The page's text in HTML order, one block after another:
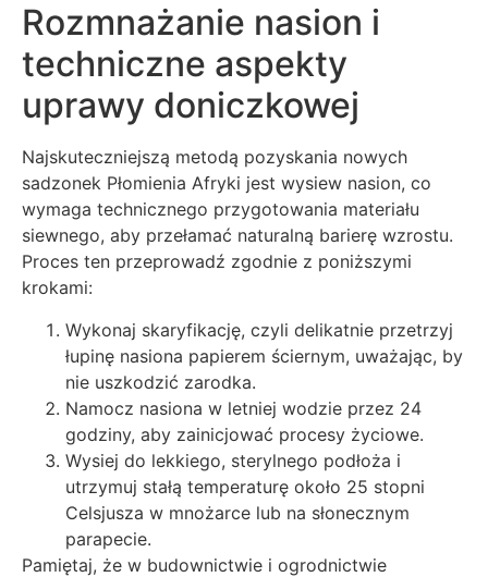
Rozmnażanie nasion i
techniczne aspekty
uprawy doniczkowej
Najskuteczniejszą metodą pozyskania nowych
sadzonek Płomienia Afryki jest wysiew nasion, co
wymaga technicznego przygotowania materiału
siewnego, aby przełamać naturalną barierę wzrostu.
Proces ten przeprowadź zgodnie z poniższymi
krokami:
Wykonaj skaryfikację, czyli delikatnie przetrzyj
łupinę nasiona papierem ściernym, uważając, by
nie uszkodzić zarodka.
Namocz nasiona w letniej wodzie przez 24
godziny, aby zainicjować procesy życiowe.
Wysiej do lekkiego, sterylnego podłoża i
utrzymuj stałą temperaturę około 25 stopni
Celsjusza w mnożarce lub na słonecznym
parapecie.
Pamiętaj, że w budownictwie i ogrodnictwie